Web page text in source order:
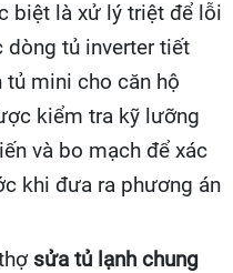
biệt là xử lý triệt để lỗi
dòng tủ inverter tiết
tủ mini cho căn hộ
kiểm tra kỹ lưỡng
và bo mạch để xác
khi đưa ra phương án
sửa tủ lạnh chung